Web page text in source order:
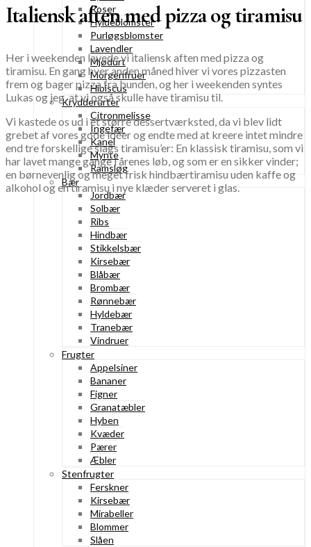
Roser
Hyldeblomster
Purløgsblomster
Lavendler
Mjødurt
Morgenfruer
Hibiscus
Krydderurter
Citronmelisse
Ingefær
Kanel
Mynte
Ramsløg
Bær
Jordbær
Solbær
Ribs
Hindbær
Stikkelsbær
Kirsebær
Blåbær
Brombær
Rønnebær
Hyldebær
Tranebær
Vindruer
Frugter
Appelsiner
Bananer
Figner
Granatæbler
Hyben
Kvæder
Pærer
Æbler
Stenfrugter
Ferskner
Kirsebær
Mirabeller
Blommer
Slåen
Italiensk aften med pizza og tiramisu
Her i weekenden lavede vi italiensk aften med pizza og
tiramisu. En gang hver anden måned hiver vi vores pizzasten
frem og bager pizza fra bunden, og her i weekenden syntes
Lukas og jeg, at vi også skulle have tiramisu til.
Vi kastede os ud i et større dessertværksted, da vi blev lidt
grebet af vores gode idéer og endte med at kreere intet mindre
end tre forskellige slags tiramisu’er: En klassisk tiramisu, som vi
har lavet mange gange i årenes løb, og som er en sikker vinder;
en børnevenlig og meget frisk hindbærtiramisu uden kaffe og
alkohol og en tiramisu i nye klæder serveret i glas.